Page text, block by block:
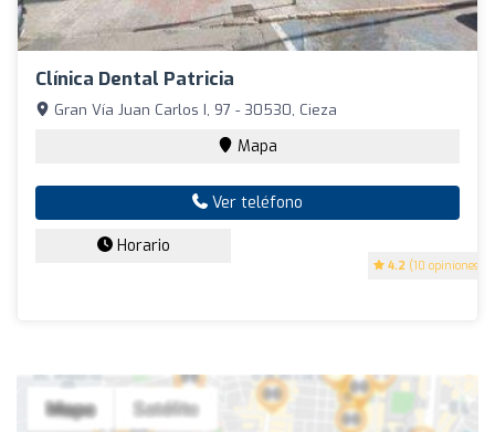
Clínica Dental Patricia
4.2 (10 opiniones)
Gran Vía Juan Carlos I, 97 - 30530, Cieza
Mapa
Ver teléfono
Horario